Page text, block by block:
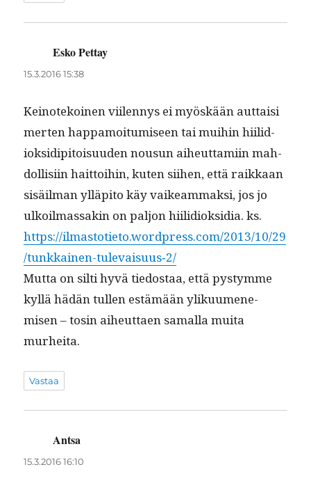
Esko Pettay
15.3.2016 15:38
Keinotekoinen viilen­nys ei myöskään aut­taisi
merten hap­pamoi­tu­miseen tai mui­hin hiilid­
iok­sidip­i­toisu­u­den nousun aiheut­tami­in mah­
dol­lisi­in hait­toi­hin, kuten siihen, että raikkaan
sisäil­man ylläpi­to käy vaikeam­mak­si, jos jo
ulkoil­mas­sakin on paljon hiilid­iok­sidia. ks.
https://ilmastotieto.wordpress.com/2013/10/29
/tunkkainen-tulevaisuus‑2/
Mut­ta on silti hyvä tiedostaa, että pystymme
kyl­lä hädän tullen estämään yliku­umen­e­
misen – tosin aiheut­taen samal­la mui­ta
murheita.
Vastaa
Antsa
15.3.2016 16:10